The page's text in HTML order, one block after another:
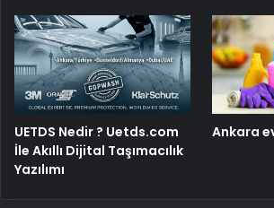
UETDS Nedir ? Uetds.com
İle Akıllı Dijital Taşımacılık
Yazılımı
Ankara